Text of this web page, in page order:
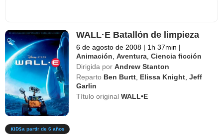
WALL·E Batallón de limpieza
6 de agosto de 2008 | 1h 37min |
Animación,Aventura,Ciencia ficción
Dirigida por Andrew Stanton
Reparto Ben Burtt, Elissa Knight,Jeff
Garlin
Título originalWALL•E
a partir de 6 años